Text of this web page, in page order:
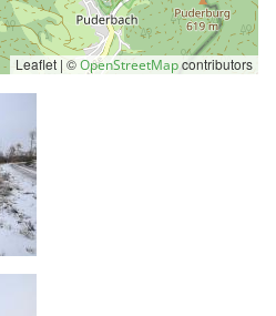
Leaflet | ©OpenStreetMapcontributors